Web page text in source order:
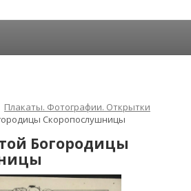
Плакаты. Фотографии. Открытки
Скоропослушницы
Богородицы